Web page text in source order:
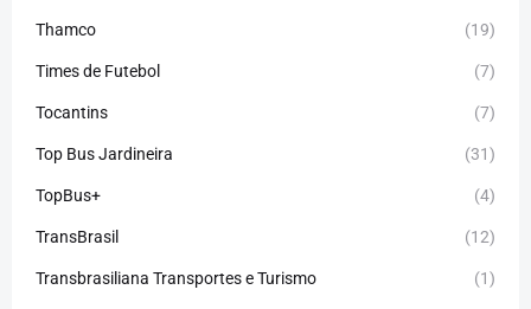
Thamco (19)
Times de Futebol (7)
Tocantins (7)
Top Bus Jardineira (31)
TopBus+ (4)
TransBrasil (12)
Transbrasiliana Transportes e Turismo (1)